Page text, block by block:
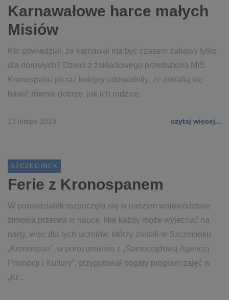
Karnawałowe harce małych
Misiów
Kto powiedział, że karnawał ma być czasem zabawy tylko
dla dorosłych? Dzieci z zakładowego przedszkola MIŚ
Kronospanu po raz kolejny udowodniły, że potrafią się
bawić równie dobrze, jak ich rodzice.
13 lutego 2019 czytaj więcej...
SZCZECINEK
Ferie z Kronospanem
W poniedziałek rozpoczęła się w naszym województwie
zimowa przerwa w nauce. Nie każdy może wyjechać na
narty, więc dla tych uczniów, którzy zostali w Szczecinku
„Kronospan”, w porozumieniu z „Samorządową Agencją
Promocji i Kultury”, przygotował bogaty program zajęć w
„Kr...